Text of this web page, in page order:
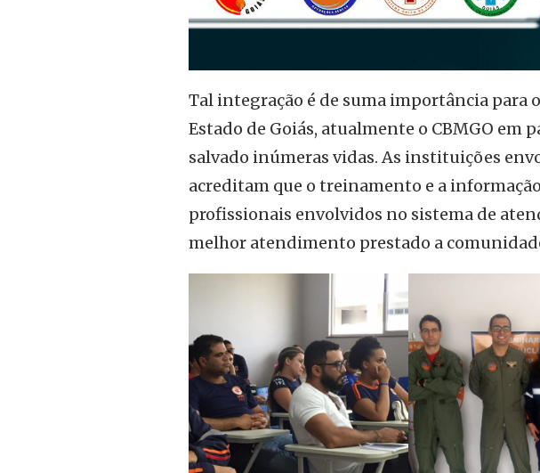
Tal integração é de suma importância para
Estado de Goiás, atualmente o CBMGO em
salvado inúmeras vidas. As instituições
acreditam que o treinamento e a
profissionais envolvidos no sistema de
melhor atendimento prestado a